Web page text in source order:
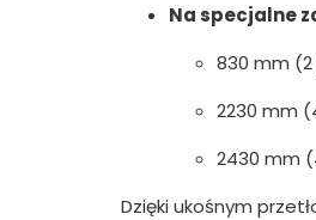
Na specjalne
830 mm
2230 mm
2430 mm
Dzięki ukośnym